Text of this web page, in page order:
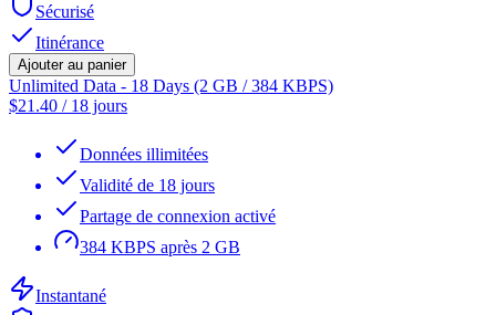
Sécurisé
Itinérance
Ajouter au panier
Unlimited Data - 18 Days (2 GB / 384 KBPS)
$21.40 / 18 jours
Données illimitées
Validité de 18 jours
Partage de connexion activé
384 KBPS après 2 GB
Instantané